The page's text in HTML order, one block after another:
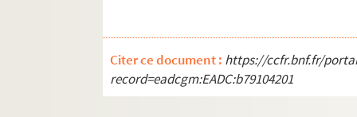
Citer ce document : https://ccfr.bnf.fr/
record=eadcgm:EADC:b79104201